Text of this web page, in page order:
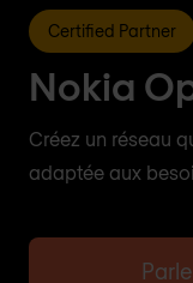
Certified Partner
Nokia
Créez un réseau
adaptée aux